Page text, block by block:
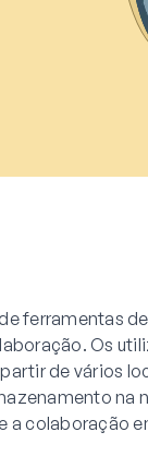
ferramentas
Os
de vários
na
a colaboração